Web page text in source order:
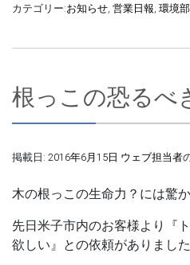
カテゴリー:お知らせ, 営業日報, 環境
根っこの恐るべ
掲載日: 2016年6月15日 ウェブ担当者
木の根っこの生命力？には驚
先日米子市内のお客様より
『
欲しい』 との依頼がありました